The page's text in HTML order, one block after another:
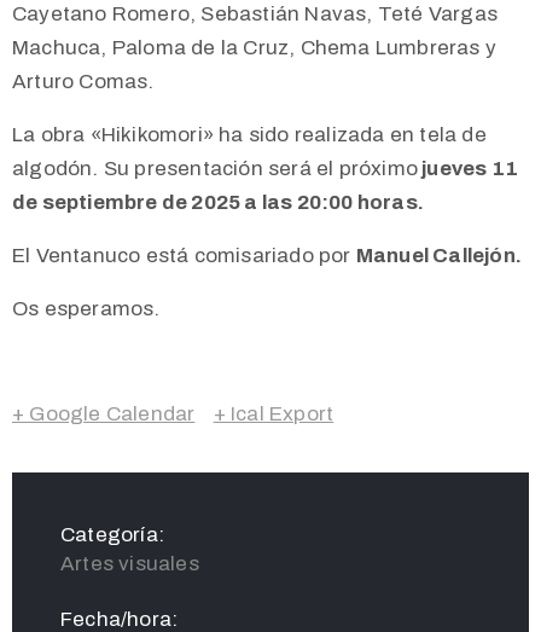
Cayetano Romero, Sebastián Navas, Teté Vargas
Machuca, Paloma de la Cruz, Chema Lumbreras y
Arturo Comas.
La obra «Hikikomori» ha sido realizada en tela de
algodón. Su presentación será el próximo jueves 11
de septiembre de 2025 a las 20:00 horas.
El Ventanuco está comisariado por Manuel Callejón.
Os esperamos.
+ Google Calendar + Ical Export
Categoría:
Artes visuales
Fecha/hora: